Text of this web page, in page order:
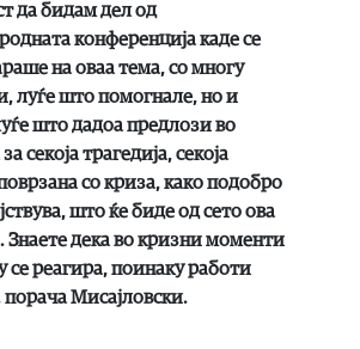
да бидам дел од
конференција каде се
на оваа тема, со многу
луѓе што помогнале, но и
што дадоа предлози во
секоја трагедија, секоја
со криза, како подобро
што ќе биде од сето ова
Знаете дека во кризни моменти
се реагира, поинаку работи
порача Мисајловски.